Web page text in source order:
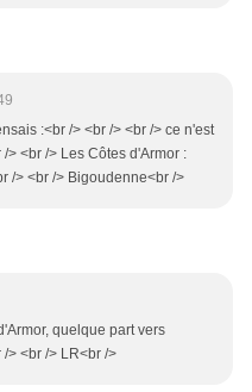
:<br /> <br /> <br /> ce n'est
> <br /> Les Côtes d'Armor :
/> <br /> Bigoudenne<br />
quelque part vers
> <br /> LR<br />